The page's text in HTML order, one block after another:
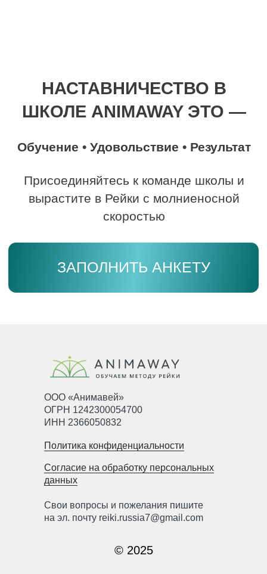
Свои вопросы и пожелания пишите
на эл. почту reiki.russia7@gmail.com
Согласие на обработку персональных
данных
Политика конфиденциальности
ООО «Анимавей»
ОГРН 1242300054700
ИНН 2366050832
© 2025